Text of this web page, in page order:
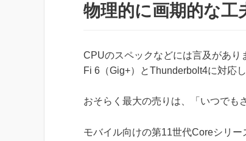
物理的に画期的な工
CPUのスペックなどには言及があ
Fi 6（Gig+）とThunderbolt4に対応
おそらく最大の売りは、「いつでも
モバイル向けの第11世代Coreシリ